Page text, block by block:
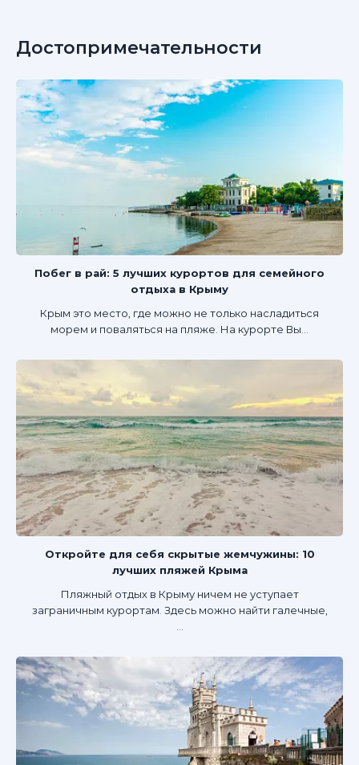
Достопримечательности
Побег в рай: 5 лучших курортов для семейного
отдыха в Крыму
Крым это место, где можно не только насладиться
морем и поваляться на пляже. На курорте Вы...
Откройте для себя скрытые жемчужины: 10
лучших пляжей Крыма
Пляжный отдых в Крыму ничем не уступает
заграничным курортам. Здесь можно найти галечные,